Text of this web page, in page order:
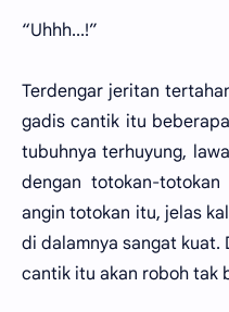
“Uhhh...!”
Terdengar jeritan
gadis cantik itu
tubuhnya terhuyung,
dengan totokan-
angin totokan itu, jelas
di dalamnya sangat
cantik itu akan roboh tak